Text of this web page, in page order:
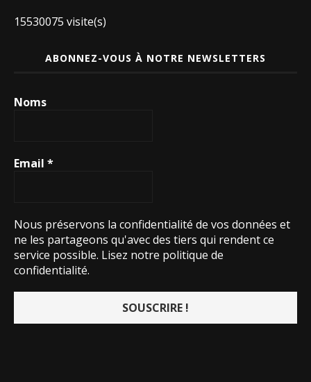
15530075 visite(s)
ABONNEZ-VOUS À NOTRE NEWSLETTERS
Noms
Email *
Nous préservons la confidentialité de vos données et
ne les partageons qu'avec des tiers qui rendent ce
service possible. Lisez notre politique de
confidentialité.